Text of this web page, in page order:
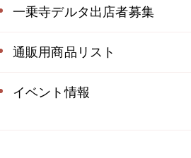
一乗寺デルタ出店者募集
通販用商品リスト
イベント情報